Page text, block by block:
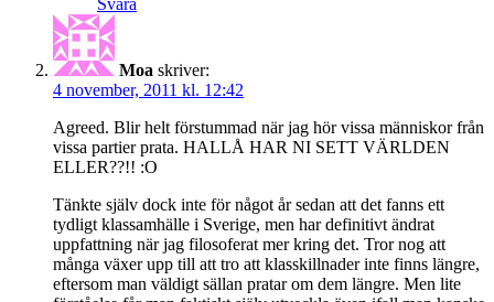
Moa skriver:
4 november, 2011 kl. 12:42
Agreed. Blir helt förstummad när jag hör vissa människor från
vissa partier prata. HALLÅ HAR NI SETT VÄRLDEN
ELLER??!! :O
Tänkte själv dock inte för något år sedan att det fanns ett
tydligt klassamhälle i Sverige, men har definitivt ändrat
uppfattning när jag filosoferat mer kring det. Tror nog att
många växer upp till att tro att klasskillnader inte finns längre,
eftersom man väldigt sällan pratar om dem längre. Men lite